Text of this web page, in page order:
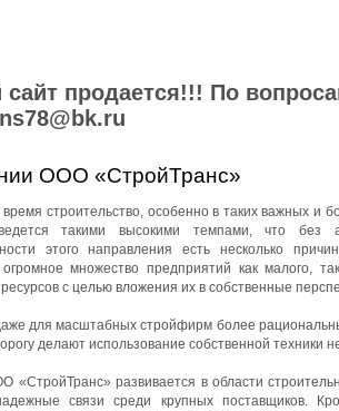
продается!!! По
ООО «СтройТранс»
строительство, особенно в таких важных и
ведется такими высокими темпами, что без
этого направления есть несколько
огромное множество предприятий как малого,
с целью вложения их в собственные
для масштабных стройфирм более
делают использование собственной техники
«СтройТранс» развивается в области
связи среди крупных поставщиков.